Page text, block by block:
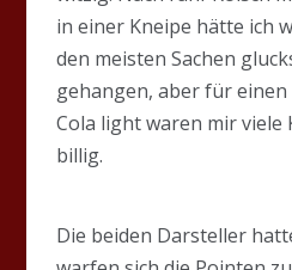
in einer Kneipe hätte ich
den meisten Sachen
gehangen, aber für
Cola light waren mir viele
billig.
Die beiden Darsteller